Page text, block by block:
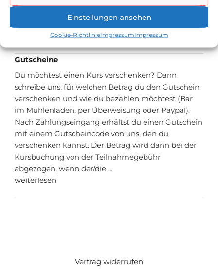
Einstellungen ansehen
Cookie-RichtlinieImpressumImpressum
Du kannst verschiedene Filter verwenden, um den
für dich passenden Wunschkurs leichter zu finden.
Probiere es einfach mal aus!
Gutscheine
Du möchtest einen Kurs verschenken? Dann
schreibe uns, für welchen Betrag du den Gutschein
verschenken und wie du bezahlen möchtest (Bar
im Mühlenladen, per Überweisung oder Paypal).
Nach Zahlungseingang erhältst du einen Gutschein
mit einem Gutscheincode von uns, den du
verschenken kannst. Der Betrag wird dann bei der
Kursbuchung von der Teilnahmegebühr
abgezogen, wenn der/die …
weiterlesen
Vertrag widerrufen